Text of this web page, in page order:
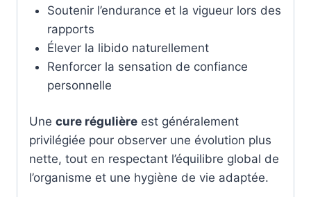
Soutenir l’endurance et la vigueur lors des
rapports
Élever la libido naturellement
Renforcer la sensation de confiance
personnelle
Une cure régulière est généralement
privilégiée pour observer une évolution plus
nette, tout en respectant l’équilibre global de
l’organisme et une hygiène de vie adaptée.